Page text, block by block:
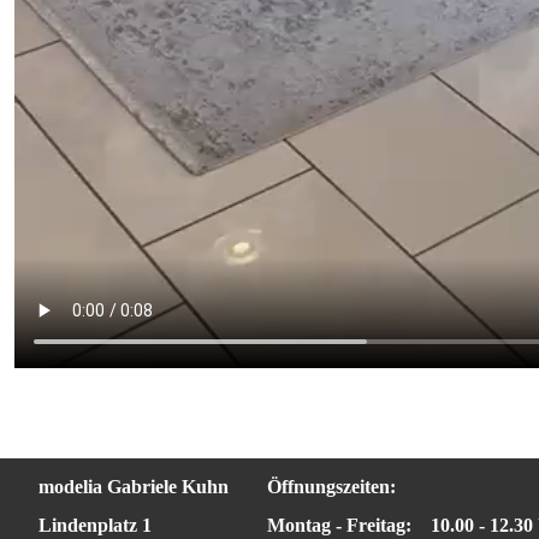
modelia Gabriele Kuhn
Lindenplatz 1
Öffnungszeiten:
Montag - Freitag:
10.00 -